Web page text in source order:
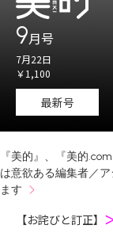
9月号
7月22日
￥1,100
最新号
『美的』、『美的
は意欲ある編集者／
ます
【お詫びと訂正】